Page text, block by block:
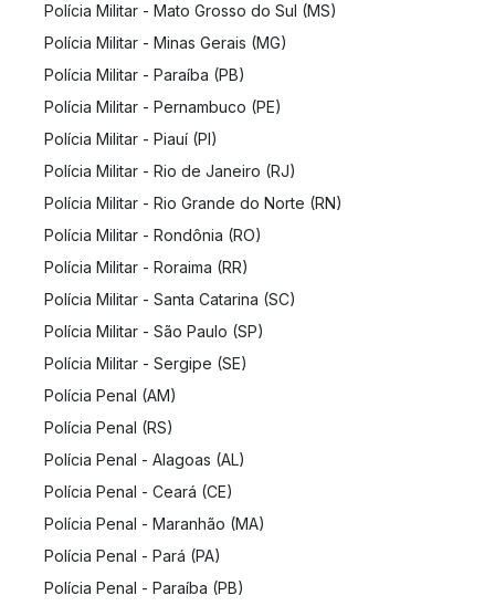
Polícia Militar - Mato Grosso do Sul (MS)
Polícia Militar - Minas Gerais (MG)
Polícia Militar - Paraíba (PB)
Polícia Militar - Pernambuco (PE)
Polícia Militar - Piauí (PI)
Polícia Militar - Rio de Janeiro (RJ)
Polícia Militar - Rio Grande do Norte (RN)
Polícia Militar - Rondônia (RO)
Polícia Militar - Roraima (RR)
Polícia Militar - Santa Catarina (SC)
Polícia Militar - São Paulo (SP)
Polícia Militar - Sergipe (SE)
Polícia Penal (AM)
Polícia Penal (RS)
Polícia Penal - Alagoas (AL)
Polícia Penal - Ceará (CE)
Polícia Penal - Maranhão (MA)
Polícia Penal - Pará (PA)
Polícia Penal - Paraíba (PB)